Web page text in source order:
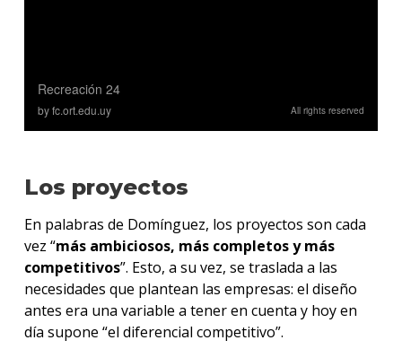
Los proyectos
En palabras de Domínguez, los proyectos son cada
vez “más ambiciosos, más completos y más
competitivos”. Esto, a su vez, se traslada a las
necesidades que plantean las empresas: el diseño
antes era una variable a tener en cuenta y hoy en
día supone “el diferencial competitivo”.